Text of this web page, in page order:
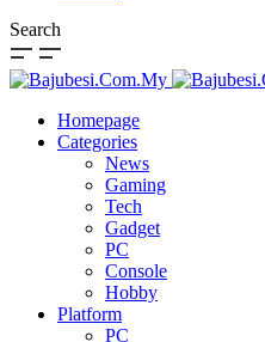
Search
Homepage
Categories
News
Gaming
Tech
Gadget
PC
Console
Hobby
Platform
PC